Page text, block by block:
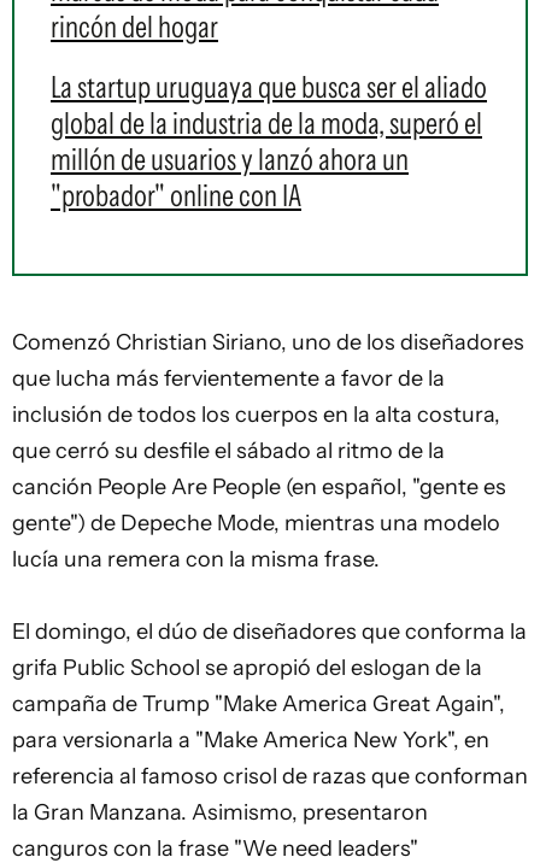
rincón del hogar
La startup uruguaya que busca ser el aliado
global de la industria de la moda, superó el
millón de usuarios y lanzó ahora un
"probador" online con IA
Comenzó Christian Siriano, uno de los diseñadores
que lucha más fervientemente a favor de la
inclusión de todos los cuerpos en la alta costura,
que cerró su desfile el sábado al ritmo de la
canción People Are People (en español, "gente es
gente") de Depeche Mode, mientras una modelo
lucía una remera con la misma frase.
El domingo, el dúo de diseñadores que conforma la
grifa Public School se apropió del eslogan de la
campaña deTrump "Make America Great Again",
para versionarla a "Make America New York", en
referencia al famoso crisol de razas que conforman
la Gran Manzana. Asimismo, presentaron
canguros con la frase "We need leaders"